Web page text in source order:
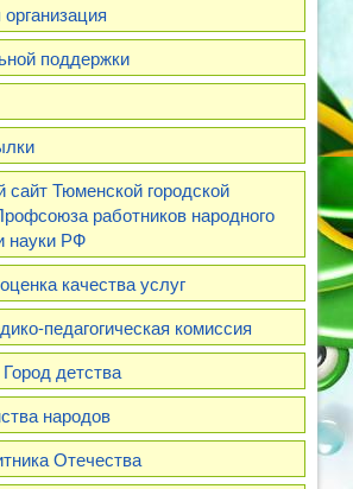
поддержки
Тюменской городской
работников народного
науки РФ
качества услуг
педагогическая комиссия
детства
народов
Отечества